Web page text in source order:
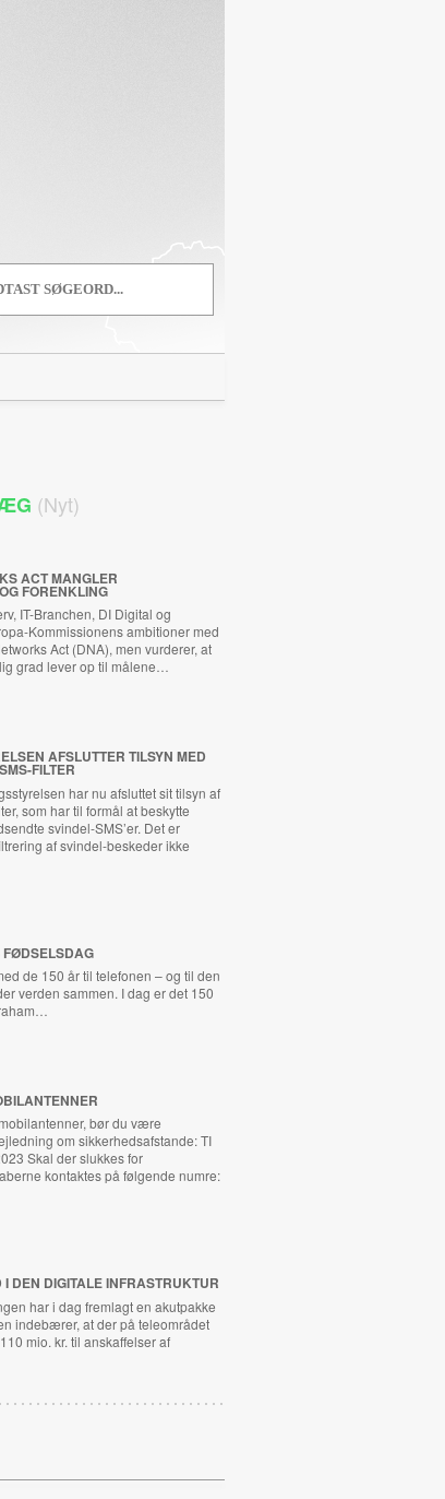
(Nyt)
ACT MANGLER
FORENKLING
IT-Branchen, DI Digital og
Kommissionens ambitioner med
Act (DNA), men vurderer, at
grad lever op til målene…
AFSLUTTER TILSYN MED
FILTER
har nu afsluttet sit tilsyn af
som har til formål at beskytte
svindel-SMS’er. Det er
af svindel-beskeder ikke
de 150 år til telefonen – og til den
verden sammen. I dag er det 150
bør du være
om sikkerhedsafstande: TI
Skal der slukkes for
kontaktes på følgende numre:
DEN DIGITALE INFRASTRUKTUR
har i dag fremlagt en akutpakke
indebærer, at der på teleområdet
mio. kr. til anskaffelser af